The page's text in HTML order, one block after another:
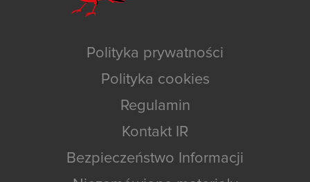
Polityka prywatności
Polityka cookies
Regulamin
Kontakt IR
Bezpieczeństwo Informacji